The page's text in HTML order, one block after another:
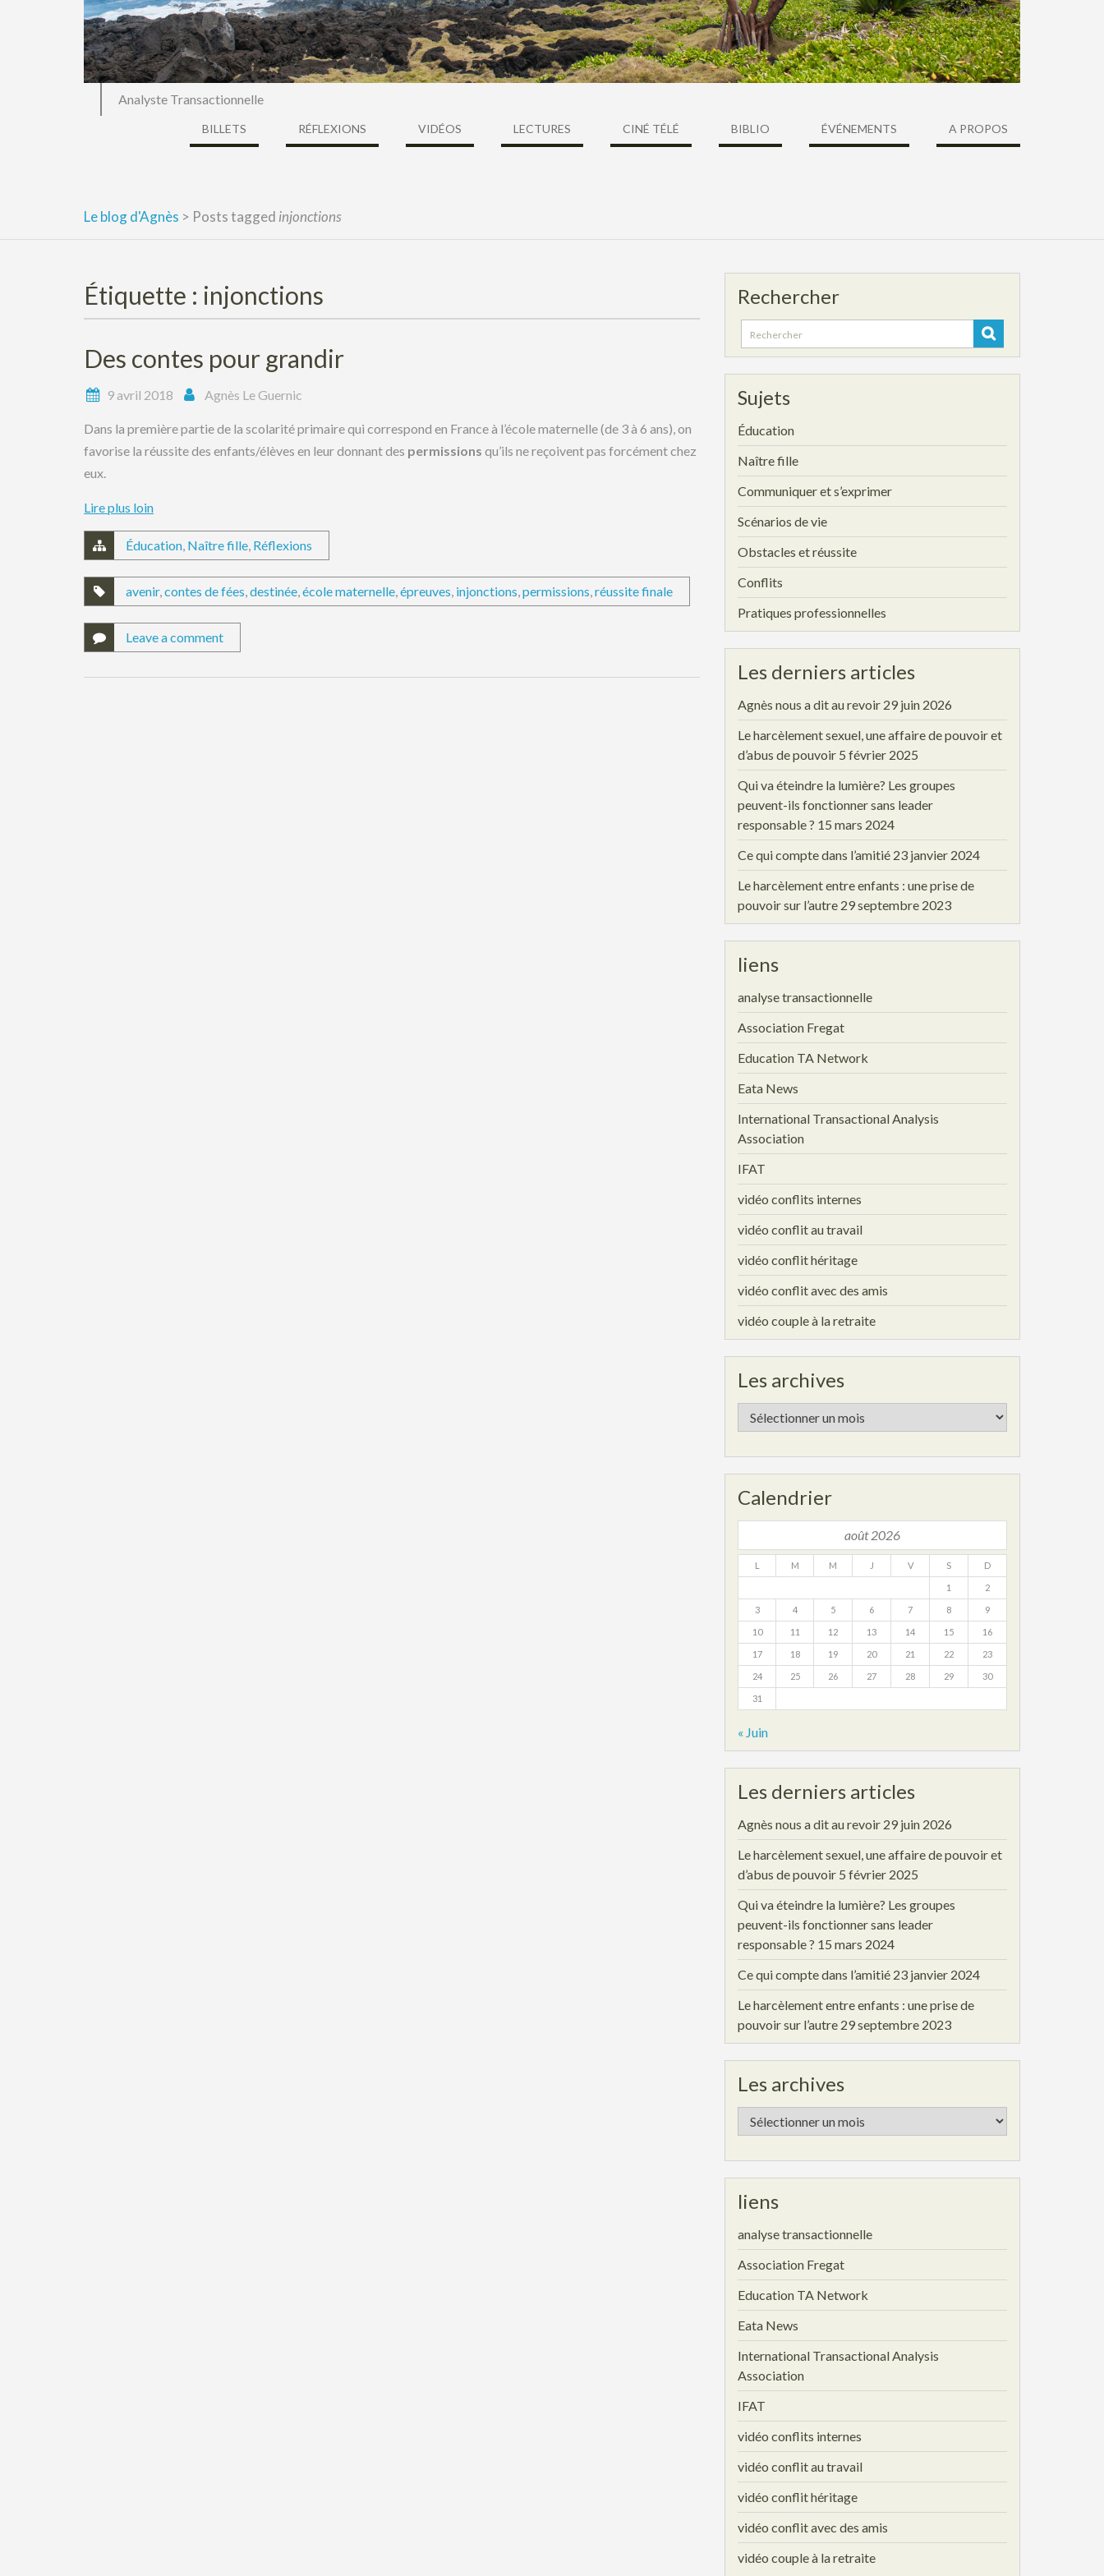
Analyste Transactionnelle
BILLETS RÉFLEXIONS VIDÉOS LECTURES CINÉ TÉLÉ BIBLIO ÉVÉNEMENTS A PROPOS
Le blog d'Agnès > Posts tagged injonctions
Étiquette : injonctions
Des contes pour grandir
9 avril 2018 Agnès Le Guernic
Dans la première partie de la scolarité primaire qui correspond en France à l’école maternelle (de 3 à 6 ans), on
favorise la réussite des enfants/élèves en leur donnant des permissions qu’ils ne reçoivent pas forcément chez
eux.
Lire plus loin
Éducation, Naître fille, Réflexions
avenir,contes de fées,destinée,école maternelle,épreuves, injonctions,permissions,réussite finale
Leave a comment
Rechercher
Search
for:
Sujets
Éducation
Naître fille
Communiquer et s’exprimer
Scénarios de vie
Obstacles et réussite
Conflits
Pratiques professionnelles
Les derniers articles
Agnès nous a dit au revoir 29 juin 2026
Le harcèlement sexuel, une affaire de pouvoir et
d’abus de pouvoir 5 février 2025
Qui va éteindre la lumière? Les groupes
peuvent-ils fonctionner sans leader
responsable ? 15 mars 2024
Ce qui compte dans l’amitié 23 janvier 2024
Le harcèlement entre enfants : une prise de
pouvoir sur l’autre 29 septembre 2023
liens
analyse transactionnelle
Association Fregat
Education TA Network
Eata News
International Transactional Analysis
Association
IFAT
vidéo conflits internes
vidéo conflit au travail
vidéo conflit héritage
vidéo conflit avec des amis
vidéo couple à la retraite
Les archives
Les
archives
Calendrier
août 2026
L M M J V S D
1 2
3 4 5 6 7 8 9
10 11 12 13 14 15 16
17 18 19 20 21 22 23
24 25 26 27 28 29 30
31
« Juin
Les derniers articles
Agnès nous a dit au revoir 29 juin 2026
Le harcèlement sexuel, une affaire de pouvoir et
d’abus de pouvoir 5 février 2025
Qui va éteindre la lumière? Les groupes
peuvent-ils fonctionner sans leader
responsable ? 15 mars 2024
Ce qui compte dans l’amitié 23 janvier 2024
Le harcèlement entre enfants : une prise de
pouvoir sur l’autre 29 septembre 2023
Les archives
Les
archives
liens
analyse transactionnelle
Association Fregat
Education TA Network
Eata News
International Transactional Analysis
Association
IFAT
vidéo conflits internes
vidéo conflit au travail
vidéo conflit héritage
vidéo conflit avec des amis
vidéo couple à la retraite